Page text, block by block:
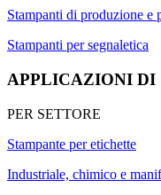
Stampanti di produzione e
Stampanti per segnaletica
APPLICAZIONI DI
PER SETTORE
Stampante per etichette
Industriale, chimico e